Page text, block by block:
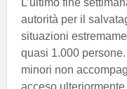
L’ultimo fine
autorità per il
situazioni
quasi 1.000
minori non